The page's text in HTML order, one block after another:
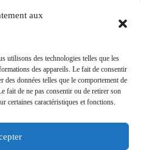
aux
utilisons des technologies telles que les
des appareils. Le fait de consentir
des données telles que le comportement de
fait de ne pas consentir ou de retirer son
certaines caractéristiques et fonctions.
personnelles
des Cliniques